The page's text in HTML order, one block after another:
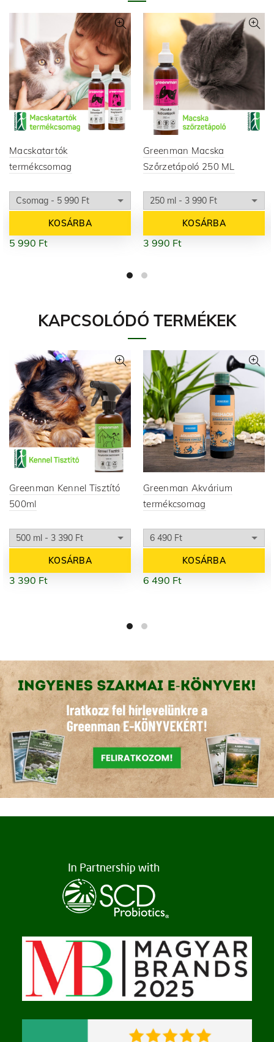
Macskatartók
termékcsomag
KOSÁRBA
5 990 Ft
Greenman Macska
Szőrzetápoló 250 ML
KOSÁRBA
3 990 Ft
KAPCSOLÓDÓ TERMÉKEK
Greenman Kennel Tisztító
500ml
KOSÁRBA
3 390 Ft
Greenman Akvárium
termékcsomag
KOSÁRBA
6 490 Ft